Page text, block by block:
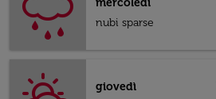
mercoledì
nubi sparse
giovedì